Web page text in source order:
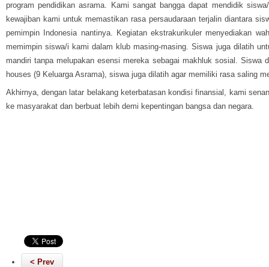
program pendidikan asrama. Kami sangat bangga dapat mendidik
kewajiban kami untuk memastikan rasa persaudaraan terjalin diantara
pemimpin Indonesia nantinya. Kegiatan ekstrakurikuler menyediakan
memimpin siswa/i kami dalam klub masing-masing. Siswa juga dilatih
mandiri tanpa melupakan esensi mereka sebagai makhluk sosial. Siswa
houses (9 Keluarga Asrama), siswa juga dilatih agar memiliki rasa saling
Akhirnya, dengan latar belakang keterbatasan kondisi finansial, kami
ke masyarakat dan berbuat lebih demi kepentingan bangsa dan negara.
< Prev